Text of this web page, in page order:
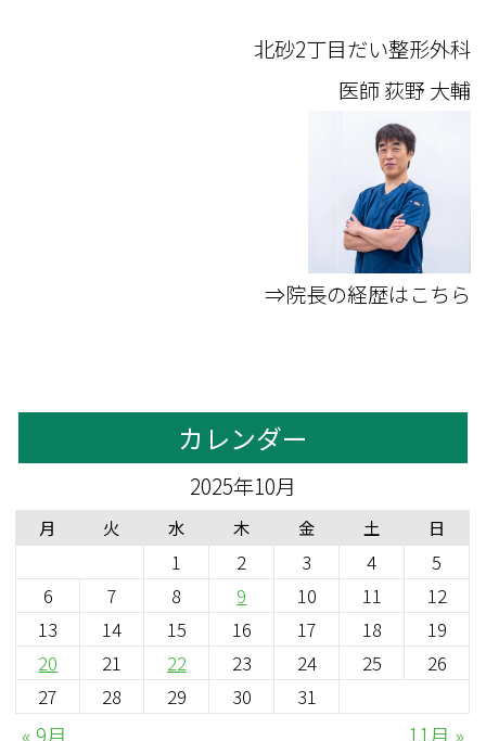
北砂2丁目だい整形外科
医師荻野 大輔
⇒院長の経歴はこちら
カレンダー
2025年10月
月 火 水 木 金 土 日
1 2 3 4
5
6
7 8 9 10 11
12
13
14 15 16 17 18
19
20
21 22 23 24 25
26
27
28 29 30 31